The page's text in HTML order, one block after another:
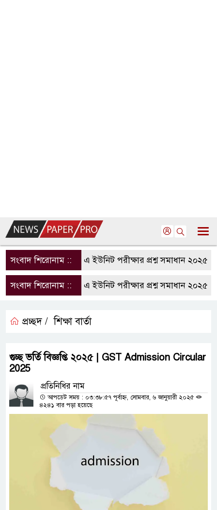
সংবাদ শিরোনাম ::রাবি এ ইউনিট পরীক্ষার প্রশ্ন সমাধান ২০২৫ |
সংবাদ শিরোনাম ::রাবি এ ইউনিট পরীক্ষার প্রশ্ন সমাধান ২০২৫ |
প্রচ্ছদ / শিক্ষা বার্তা
গুচ্ছ ভর্তি বিজ্ঞপ্তি ২০২৫ | GST Admission Circular
2025
প্রতিনিধির নাম
আপডেট সময় : ০৩:৩৮:৫৭ পূর্বাহ্ন, সোমবার, ৬ জানুয়ারী ২০২৫
৪২৪১ বার পড়া হয়েছে